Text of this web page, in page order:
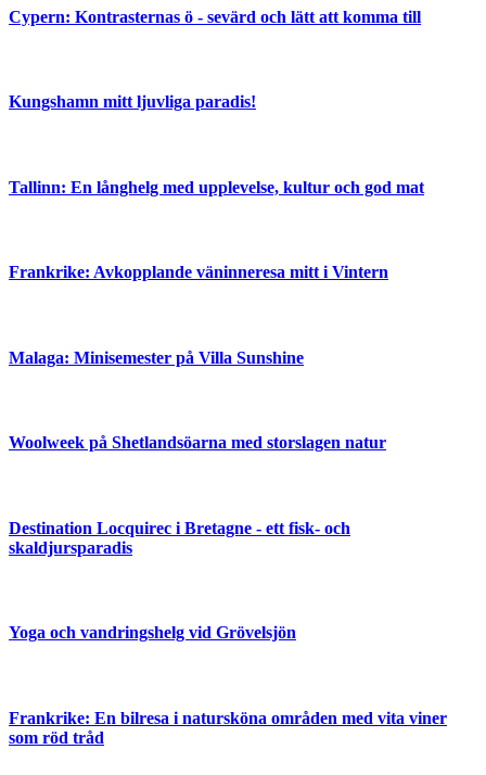
Cypern: Kontrasternas ö - sevärd och lätt att komma till
Kungshamn mitt ljuvliga paradis!
Tallinn: En långhelg med upplevelse, kultur och god mat
Frankrike: Avkopplande väninneresa mitt i Vintern
Malaga: Minisemester på Villa Sunshine
Woolweek på Shetlandsöarna med storslagen natur
Destination Locquirec i Bretagne - ett fisk- och
skaldjursparadis
Yoga och vandringshelg vid Grövelsjön
Frankrike: En bilresa i natursköna områden med vita viner
som röd tråd